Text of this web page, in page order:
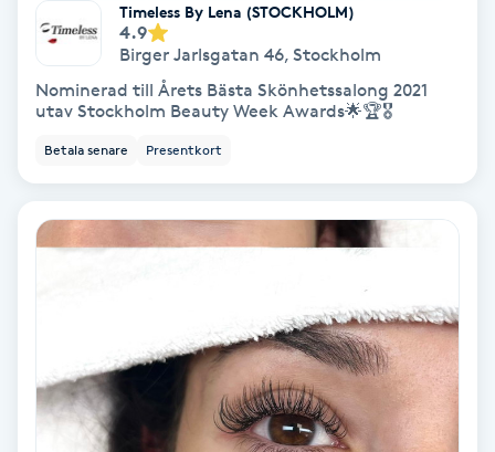
Tatuering
Tatueringsborttagning
Terapi
Thaimassage
Torrborstning
Timeless By Lena (STOCKHOLM)
4.9
Birger Jarlsgatan 46, Stockholm
Nominerad till Årets Bästa Skönhetssalong 2021
utav Stockholm Beauty Week Awards🌟🏆🎖
Betala senare Presentkort